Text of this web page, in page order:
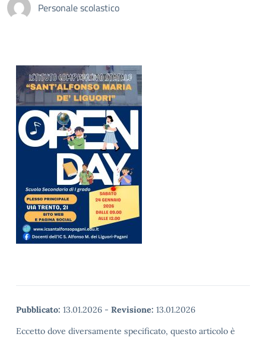
Personale scolastico
Pubblicato: 13.01.2026 - Revisione: 13.01.2026
Eccetto dove diversamente specificato, questo articolo è